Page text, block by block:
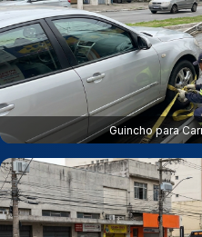
Guincho para